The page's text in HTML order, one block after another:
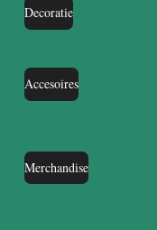
Decoratie
Accesoires
Merchandise